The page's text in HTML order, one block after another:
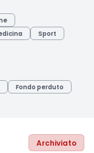
Sport
Fondo perduto
Archiviato